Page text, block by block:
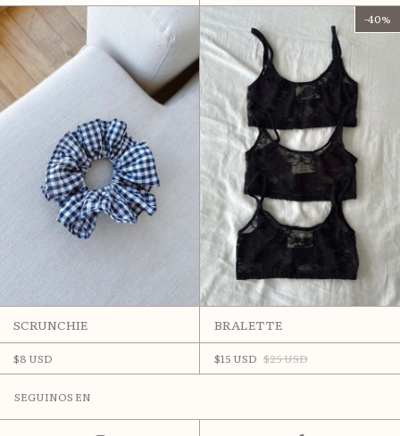
SCRUNCHIE
$8 USD
-40%
BRALETTE
$15 USD $25 USD
SEGUINOS EN